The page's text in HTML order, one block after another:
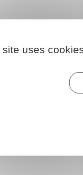
à connaître
intermittents du
à Mayotte
site uses